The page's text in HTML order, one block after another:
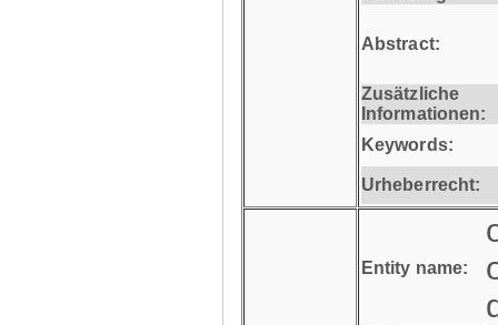
Abstract:
Zusätzliche
Informationen:
Keywords:
Urheberrecht:
Entity name: